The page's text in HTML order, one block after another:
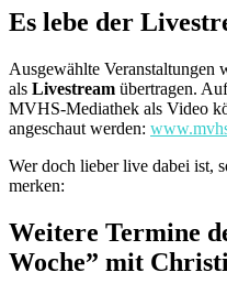
Es lebe der
Ausgewählte Veranstaltungen
als Livestream übertragen.
MVHS-Mediathek als Video
angeschaut werden:
Wer doch lieber live dabei ist,
merken:
Weitere Termine
Woche” mit